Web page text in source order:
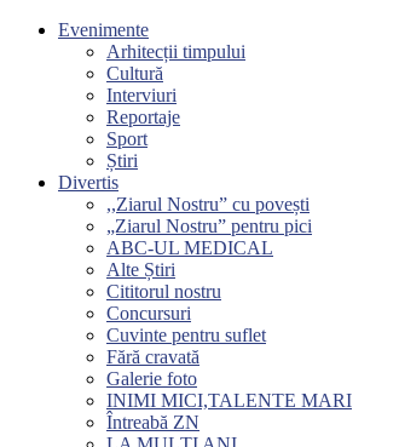
Evenimente
Arhitecții timpului
Cultură
Interviuri
Reportaje
Sport
Știri
Divertis
,,Ziarul Nostru” cu povești
„Ziarul Nostru” pentru pici
ABC-UL MEDICAL
Alte Știri
Cititorul nostru
Concursuri
Cuvinte pentru suflet
Fără cravată
Galerie foto
INIMI MICI,TALENTE MARI
Întreabă ZN